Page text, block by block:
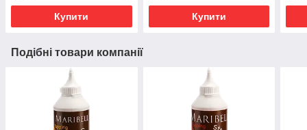
Купити Купити
Подібні товари компанії